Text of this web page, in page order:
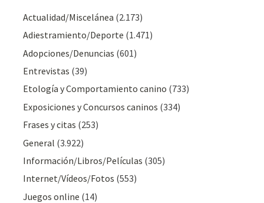
Actualidad/Miscelánea (2.173)
Adiestramiento/Deporte (1.471)
Adopciones/Denuncias (601)
Entrevistas (39)
Etología y Comportamiento canino (733)
Exposiciones y Concursos caninos (334)
Frases y citas (253)
General (3.922)
Información/Libros/Películas (305)
Internet/Vídeos/Fotos (553)
Juegos online (14)